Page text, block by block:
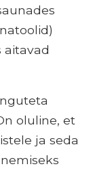
aitavad
oluline, et
ja seda